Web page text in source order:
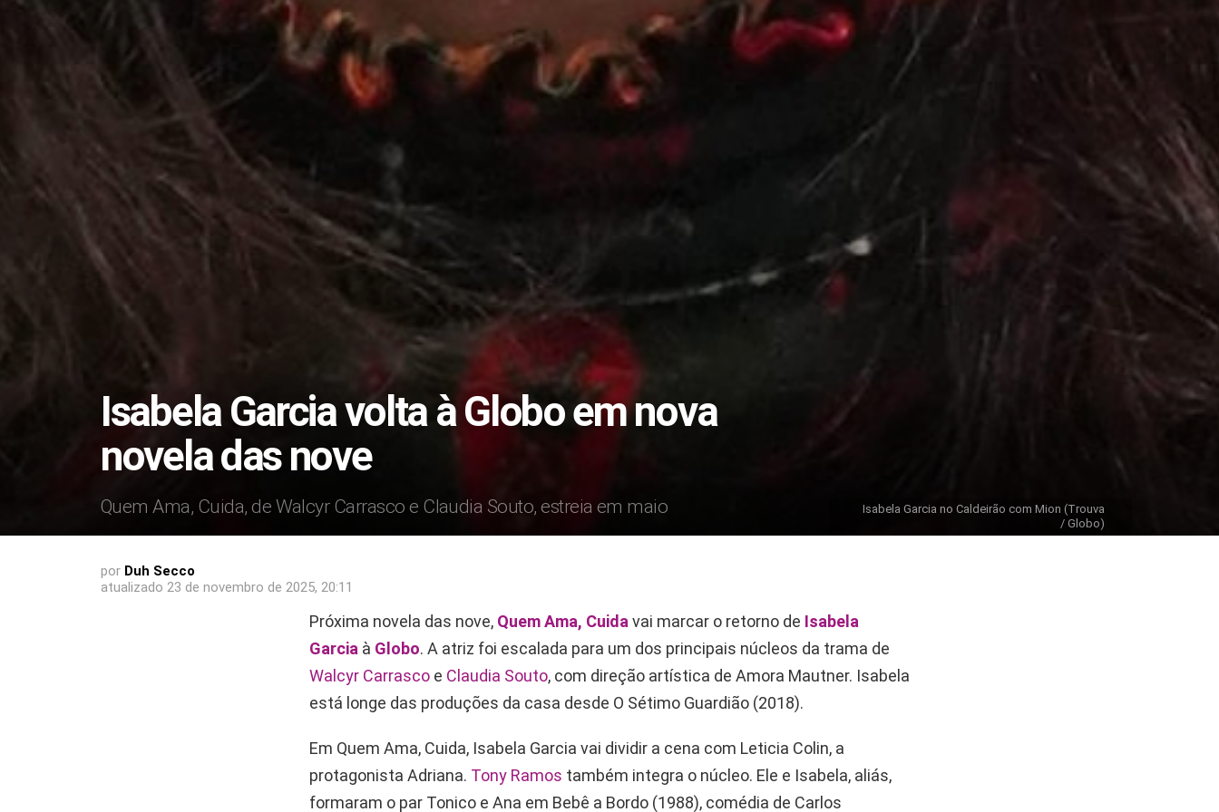
Isabela Garcia volta à Globo em nova
novela das nove
Quem Ama, Cuida, de Walcyr Carrasco e Claudia Souto, estreia em maio
Isabela Garcia no Caldeirão com Mion (Trouva
/ Globo)
por Duh Secco
atualizado 23 de novembro de 2025, 20:11
Próxima novela das nove, Quem Ama, Cuida vai marcar o retorno de Isabela
Garcia à Globo. A atriz foi escalada para um dos principais núcleos da trama de
Walcyr Carrasco e Claudia Souto, com direção artística de Amora Mautner. Isabela
está longe das produções da casa desde O Sétimo Guardião (2018).
Em Quem Ama, Cuida, Isabela Garcia vai dividir a cena com Leticia Colin, a
protagonista Adriana. Tony Ramos também integra o núcleo. Ele e Isabela, aliás,
formaram o par Tonico e Ana em Bebê a Bordo (1988), comédia de Carlos